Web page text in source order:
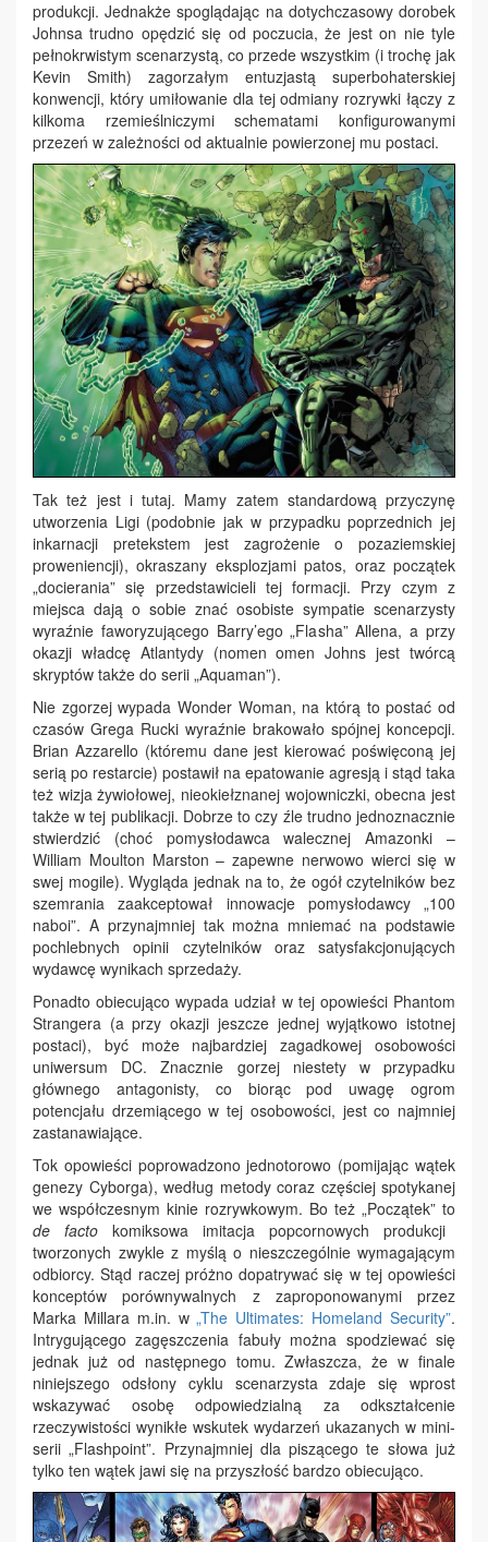
produkcji. Jednakże spoglądając na dotychczasowy dorobek
Johnsa trudno opędzić się od poczucia, że jest on nie tyle
pełnokrwistym scenarzystą, co przede wszystkim (i trochę jak
Kevin Smith) zagorzałym entuzjastą superbohaterskiej
konwencji, który umiłowanie dla tej odmiany rozrywki łączy z
kilkoma rzemieślniczymi schematami konfigurowanymi
przezeń w zależności od aktualnie powierzonej mu postaci.
Tak też jest i tutaj. Mamy zatem standardową przyczynę
utworzenia Ligi (podobnie jak w przypadku poprzednich jej
inkarnacji pretekstem jest zagrożenie o pozaziemskiej
proweniencji), okraszany eksplozjami patos, oraz początek
„docierania” się przedstawicieli tej formacji. Przy czym z
miejsca dają o sobie znać osobiste sympatie scenarzysty
wyraźnie faworyzującego Barry’ego „Flasha” Allena, a przy
okazji władcę Atlantydy (nomen omen Johns jest twórcą
skryptów także do serii „Aquaman”).
Nie zgorzej wypada Wonder Woman, na którą to postać od
czasów Grega Rucki wyraźnie brakowało spójnej koncepcji.
Brian Azzarello (któremu dane jest kierować poświęconą jej
serią po restarcie) postawił na epatowanie agresją i stąd taka
też wizja żywiołowej, nieokiełznanej wojowniczki, obecna jest
także w tej publikacji. Dobrze to czy źle trudno jednoznacznie
stwierdzić (choć pomysłodawca walecznej Amazonki –
William Moulton Marston – zapewne nerwowo wierci się w
swej mogile). Wygląda jednak na to, że ogół czytelników bez
szemrania zaakceptował innowacje pomysłodawcy „100
naboi”. A przynajmniej tak można mniemać na podstawie
pochlebnych opinii czytelników oraz satysfakcjonujących
wydawcę wynikach sprzedaży.
Ponadto obiecująco wypada udział w tej opowieści Phantom
Strangera (a przy okazji jeszcze jednej wyjątkowo istotnej
postaci), być może najbardziej zagadkowej osobowości
uniwersum DC. Znacznie gorzej niestety w przypadku
głównego antagonisty, co biorąc pod uwagę ogrom
potencjału drzemiącego w tej osobowości, jest co najmniej
zastanawiające.
Tok opowieści poprowadzono jednotorowo (pomijając wątek
genezy Cyborga), według metody coraz częściej spotykanej
we współczesnym kinie rozrywkowym. Bo też „Początek” to
de facto komiksowa imitacja popcornowych produkcji
tworzonych zwykle z myślą o nieszczególnie wymagającym
odbiorcy. Stąd raczej próżno dopatrywać się w tej opowieści
konceptów porównywalnych z zaproponowanymi przez
Marka Millara m.in. w„The Ultimates: Homeland Security”.
Intrygującego zagęszczenia fabuły można spodziewać się
jednak już od następnego tomu. Zwłaszcza, że w finale
niniejszego odsłony cyklu scenarzysta zdaje się wprost
wskazywać osobę odpowiedzialną za odkształcenie
rzeczywistości wynikłe wskutek wydarzeń ukazanych w mini-
serii „Flashpoint”. Przynajmniej dla piszącego te słowa już
tylko ten wątek jawi się na przyszłość bardzo obiecująco.